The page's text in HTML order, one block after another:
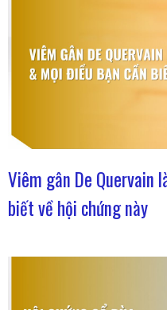
Viêm gân De Quervain
biết về hội chứng này